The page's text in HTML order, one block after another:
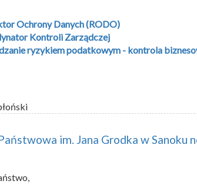
Ochrony Danych (RODO)
Kontroli Zarządczej
ryzykiem podatkowym - kontrola
im. Jana Grodka w Sanoku